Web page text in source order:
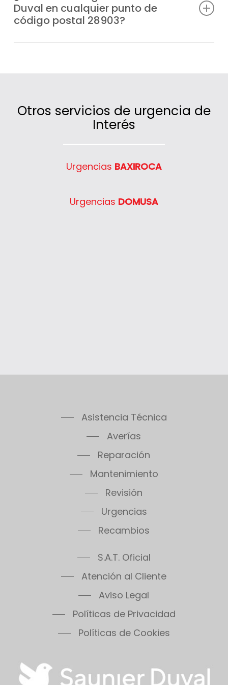
festivos, para que nunca te veas sin
calefacción o agua caliente.
Duval en cualquier punto de
código postal 28903?
Otros servicios de urgencia de
Interés
Urgencias BAXIROCA
Urgencias DOMUSA
Asistencia Técnica
Averías
Reparación
Mantenimiento
Revisión
Urgencias
Recambios
S.A.T. Oficial
Atención al Cliente
Aviso Legal
Políticas de Privacidad
Políticas de Cookies